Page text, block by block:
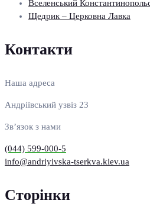
Вселенський
Щедрик – Церковна Лавка
Контакти
Наша адреса
Андріївський узвіз 23
Зв’язок з нами
(044) 599-000-5
info@andriyivska-tserkva.kiev.ua
Сторінки